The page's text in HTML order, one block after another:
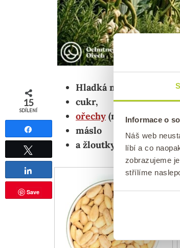
Informace o
Náš web
líbí a co
zobrazujeme
střílíme
Hladká mouka,
cukr,
ořechy (nejčastěji
máslo
a žloutky
15
SDÍLENÍ
Tweetnout
Save